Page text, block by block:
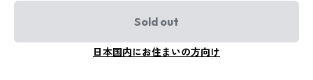
Sold out
日本国内にお住まいの方向け